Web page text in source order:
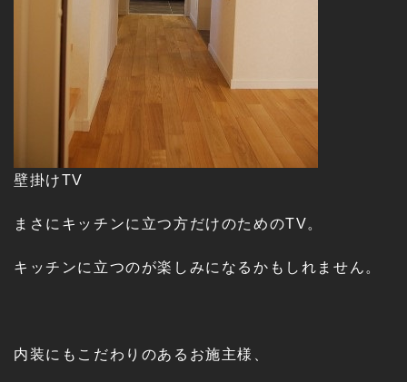
壁掛けTV
まさにキッチンに立つ方だけのためのTV。
キッチンに立つのが楽しみになるかもしれません。
内装にもこだわりのあるお施主様、